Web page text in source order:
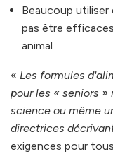
Beaucoup
pas être
animal
« Les formules
pour les « seniors
science ou même
directrices
exigences pour